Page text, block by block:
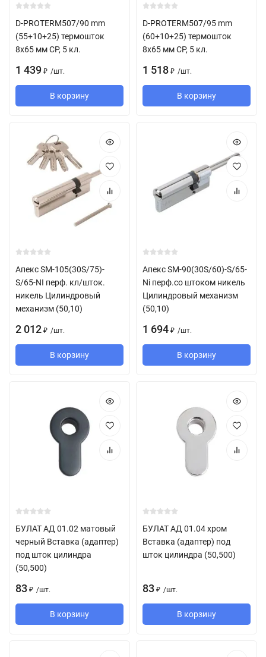
D-PROTERM507/90 mm
(55+10+25) термошток
8х65 мм CP, 5 кл.
1 439 ₽ /шт.
В корзину
D-PROTERM507/95 mm
(60+10+25) термошток
8х65 мм CP, 5 кл.
1 518 ₽ /шт.
В корзину
Апекс SM-105(30S/75)-
S/65-NI перф. кл/шток.
никель Цилиндровый
механизм (50,10)
2 012 ₽ /шт.
В корзину
Апекс SM-90(30S/60)-S/65-
Ni перф.со штоком никель
Цилиндровый механизм
(50,10)
1 694 ₽ /шт.
В корзину
БУЛАТ АД 01.02 матовый
черный Вставка (адаптер)
под шток цилиндра
(50,500)
83 ₽ /шт.
В корзину
БУЛАТ АД 01.04 хром
Вставка (адаптер) под
шток цилиндра (50,500)
83 ₽ /шт.
В корзину